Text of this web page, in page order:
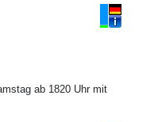
ab 1820 Uhr mit